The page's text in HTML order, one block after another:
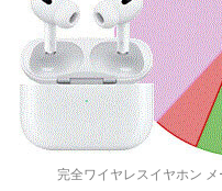
完全ワイヤレスイヤホン